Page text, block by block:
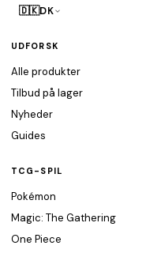
🇩🇰DK
UDFORSK
Alle produkter
Tilbud på lager
Nyheder
Guides
TCG-SPIL
Pokémon
Magic: The Gathering
One Piece